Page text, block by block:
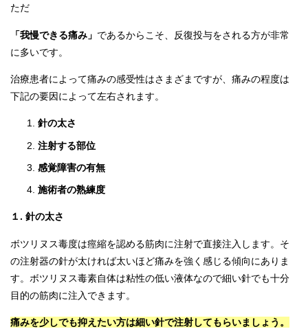
ただ
「我慢できる痛み」 であるからこそ、反復投与をされる方が非常
に多いです。
治療患者によって痛みの感受性はさまざまですが、痛みの程度は
下記の要因によって左右されます。
針の太さ
注射する部位
感覚障害の有無
施術者の熟練度
１. 針の太さ
ボツリヌス毒度は痙縮を認める筋肉に注射で直接注入します。そ
の注射器の針が太ければ太いほど痛みを強く感じる傾向にありま
す。ボツリヌス毒素自体は粘性の低い液体なので細い針でも十分
目的の筋肉に注入できます。
痛みを少しでも抑えたい方は細い針で注射してもらいましょう。